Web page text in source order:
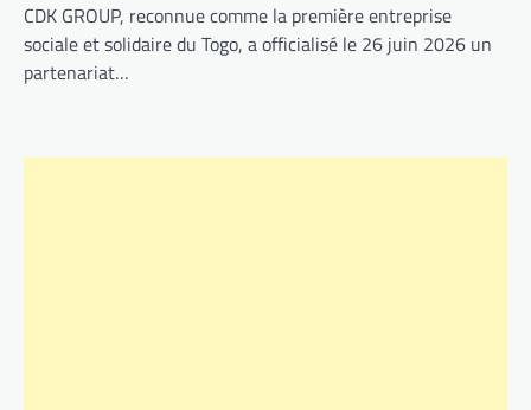
CDK GROUP, reconnue comme la première entreprise
sociale et solidaire du Togo, a officialisé le 26 juin 2026 un
partenariat…